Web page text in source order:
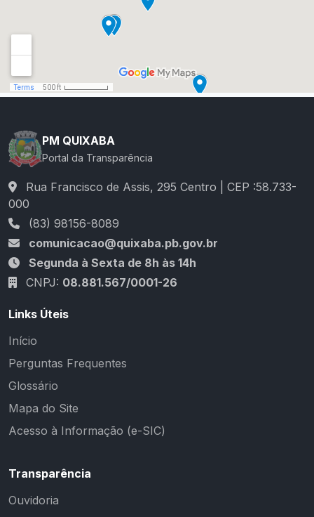
PM QUIXABA
Portal da Transparência
Rua Francisco de Assis, 295 Centro | CEP :58.733-
000
(83) 98156-8089
comunicacao@quixaba.pb.gov.br
Segunda à Sexta de 8h às 14h
CNPJ: 08.881.567/0001-26
Links Úteis
Início
Perguntas Frequentes
Glossário
Mapa do Site
Acesso à Informação (e-SIC)
Transparência
Ouvidoria